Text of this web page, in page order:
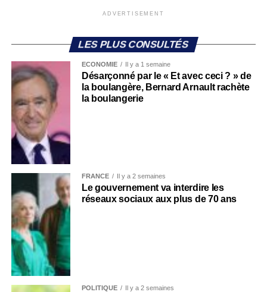
ADVERTISEMENT
LES PLUS CONSULTÉS
ECONOMIE Il y a 1 semaine
Désarçonné par le « Et avec ceci ? » de
la boulangère, Bernard Arnault rachète
la boulangerie
FRANCE Il y a 2 semaines
Le gouvernement va interdire les
réseaux sociaux aux plus de 70 ans
POLITIQUE Il y a 2 semaines